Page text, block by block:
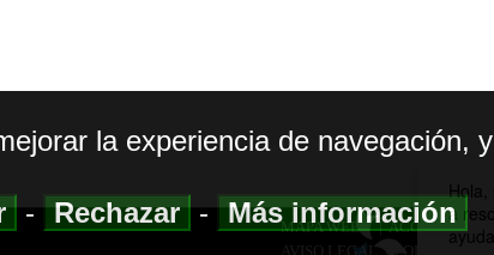
MAPA WEB|
AVISO LEGAL| POLITICA DE
la experiencia de navegación,
-Rechazar-Más información